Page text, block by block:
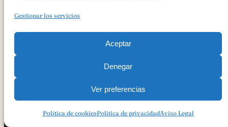
Gestionar los servicios
Aceptar
Denegar
Ver preferencias
Política de cookiesPolítica de privacidadAviso Legal
PROMOCIÓN DEL MERCADO INTERIOR DE PRODUCTOS
CALIDAD AL ÓRGANO DE GESTIÓN DE LA INDICACIÓN
GEOGRÁFICA PROTEGIDA CORDERO SEGUREÑO
Copyright 2023
Política De PrivacidadAviso LegalPolítica De Cookies